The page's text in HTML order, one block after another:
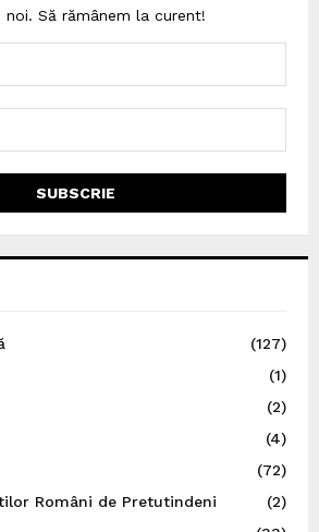
Să rămânem la curent!
(127)
(1)
(2)
(4)
(72)
Români de Pretutindeni
(2)